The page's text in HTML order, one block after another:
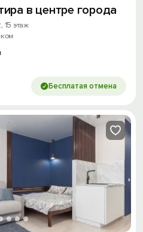
в центре города
15 этаж
Бесплатая отмена